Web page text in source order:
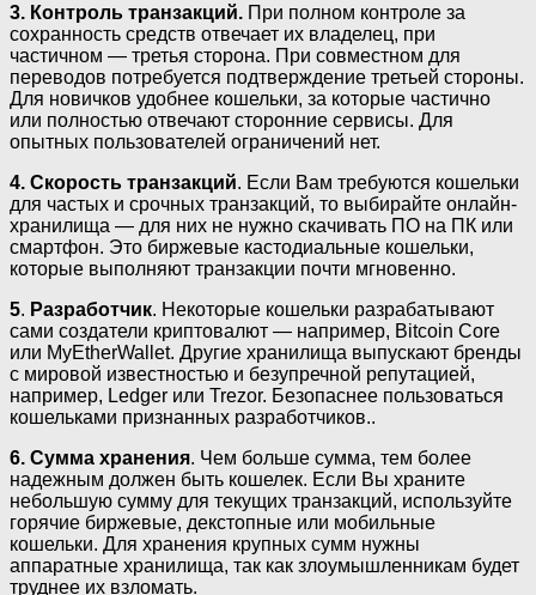
3. Контроль транзакций. При полном контроле за
сохранность средств отвечает их владелец, при
частичном — третья сторона. При совместном для
переводов потребуется подтверждение третьей стороны.
Для новичков удобнее кошельки, за которые частично
или полностью отвечают сторонние сервисы. Для
опытных пользователей ограничений нет.
4. Скорость транзакций. Если Вам требуются кошельки
для частых и срочных транзакций, то выбирайте онлайн-
хранилища — для них не нужно скачивать ПО на ПК или
смартфон. Это биржевые кастодиальные кошельки,
которые выполняют транзакции почти мгновенно.
5. Разработчик. Некоторые кошельки разрабатывают
сами создатели криптовалют — например, Bitcoin Core
или MyEtherWallet. Другие хранилища выпускают бренды
с мировой известностью и безупречной репутацией,
например, Ledger или Trezor. Безопаснее пользоваться
кошельками признанных разработчиков..
6. Сумма хранения. Чем больше сумма, тем более
надежным должен быть кошелек. Если Вы храните
небольшую сумму для текущих транзакций, используйте
горячие биржевые, декстопные или мобильные
кошельки. Для хранения крупных сумм нужны
аппаратные хранилища, так как злоумышленникам будет
труднее их взломать.